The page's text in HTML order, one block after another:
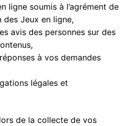
ligne soumis à l’agrément de
des Jeux en ligne,
avis des personnes sur des
à vos demandes
légales et
de la collecte de vos